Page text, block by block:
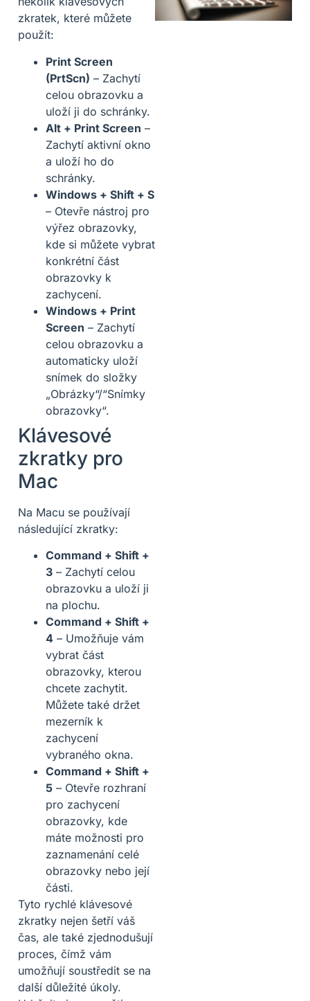
zkratek, které můžete
použít:
Print Screen
(PrtScn) – Zachytí
celou obrazovku a
uloží ji do schránky.
Alt + Print Screen –
Zachytí aktivní okno
a uloží ho do
schránky.
Windows + Shift + S
– Otevře nástroj pro
výřez obrazovky,
kde si můžete vybrat
konkrétní část
obrazovky k
zachycení.
Windows + Print
Screen – Zachytí
celou obrazovku a
automaticky uloží
snímek do složky
„Obrázky“/“Snímky
obrazovky“.
Klávesové
zkratky pro
Mac
Na Macu se používají
následující zkratky:
Command + Shift +
3 – Zachytí celou
obrazovku a uloží ji
na plochu.
Command + Shift +
4 – Umožňuje vám
vybrat část
obrazovky, kterou
chcete zachytit.
Můžete také držet
mezerník k
zachycení
vybraného okna.
Command + Shift +
5 – Otevře rozhraní
pro zachycení
obrazovky, kde
máte možnosti pro
zaznamenání celé
obrazovky nebo její
části.
Tyto rychlé klávesové
zkratky nejen šetří váš
čas, ale také zjednodušují
proces, čímž vám
umožňují soustředit se na
další důležité úkoly.